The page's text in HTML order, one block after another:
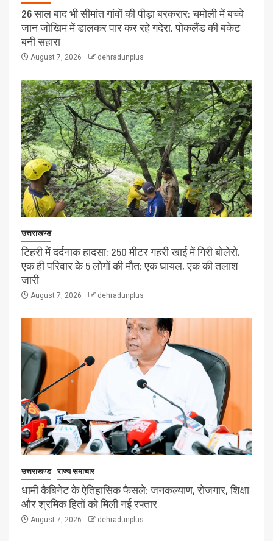
26 साल बाद भी सीमांत गांवों की पीड़ा बरकरार: चमोली में बच्चे
जान जोखिम में डालकर पार कर रहे गदेरा, पोकलैंड की बकेट
बनी सहारा
August 7, 2026 dehradunplus
उत्तराखण्ड
टिहरी में दर्दनाक हादसा: 250 मीटर गहरी खाई में गिरी बोलेरो,
एक ही परिवार के 5 लोगों की मौत; एक घायल, एक की तलाश
जारी
August 7, 2026 dehradunplus
उत्तराखण्ड राज्य समाचार
धामी कैबिनेट के ऐतिहासिक फैसले: जनकल्याण, रोजगार, शिक्षा
और श्रमिक हितों को मिली नई रफ्तार
August 7, 2026 dehradunplus